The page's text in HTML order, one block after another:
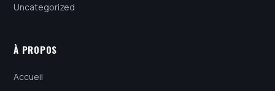
Uncategorized
À PROPOS
Accueil